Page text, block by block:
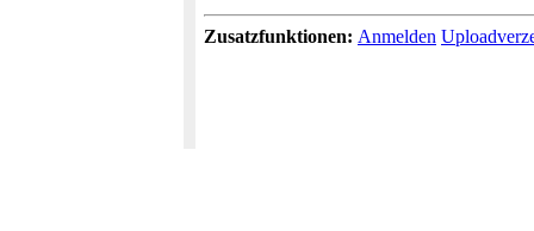
Zusatzfunktionen: Anmelden